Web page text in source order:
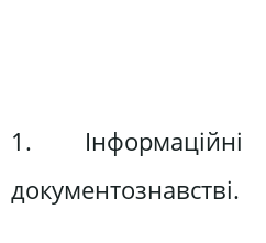
1.
документознавстві.